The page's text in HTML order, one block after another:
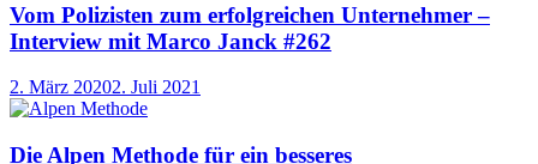
Vom Polizisten zum erfolgreichen Unternehmer –
Interview mit Marco Janck #262
2. März 20202. Juli 2021
Die Alpen Methode für ein besseres